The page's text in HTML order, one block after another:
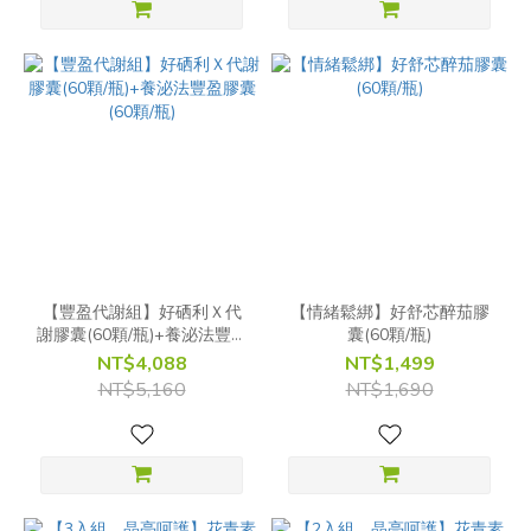
【豐盈代謝組】好硒利Ｘ代
謝膠囊(60顆/瓶)+養泌法豐盈
膠囊(60顆/瓶)
NT$4,088
NT$5,160
【情緒鬆綁】好舒芯醉茄膠
囊(60顆/瓶)
NT$1,499
NT$1,690